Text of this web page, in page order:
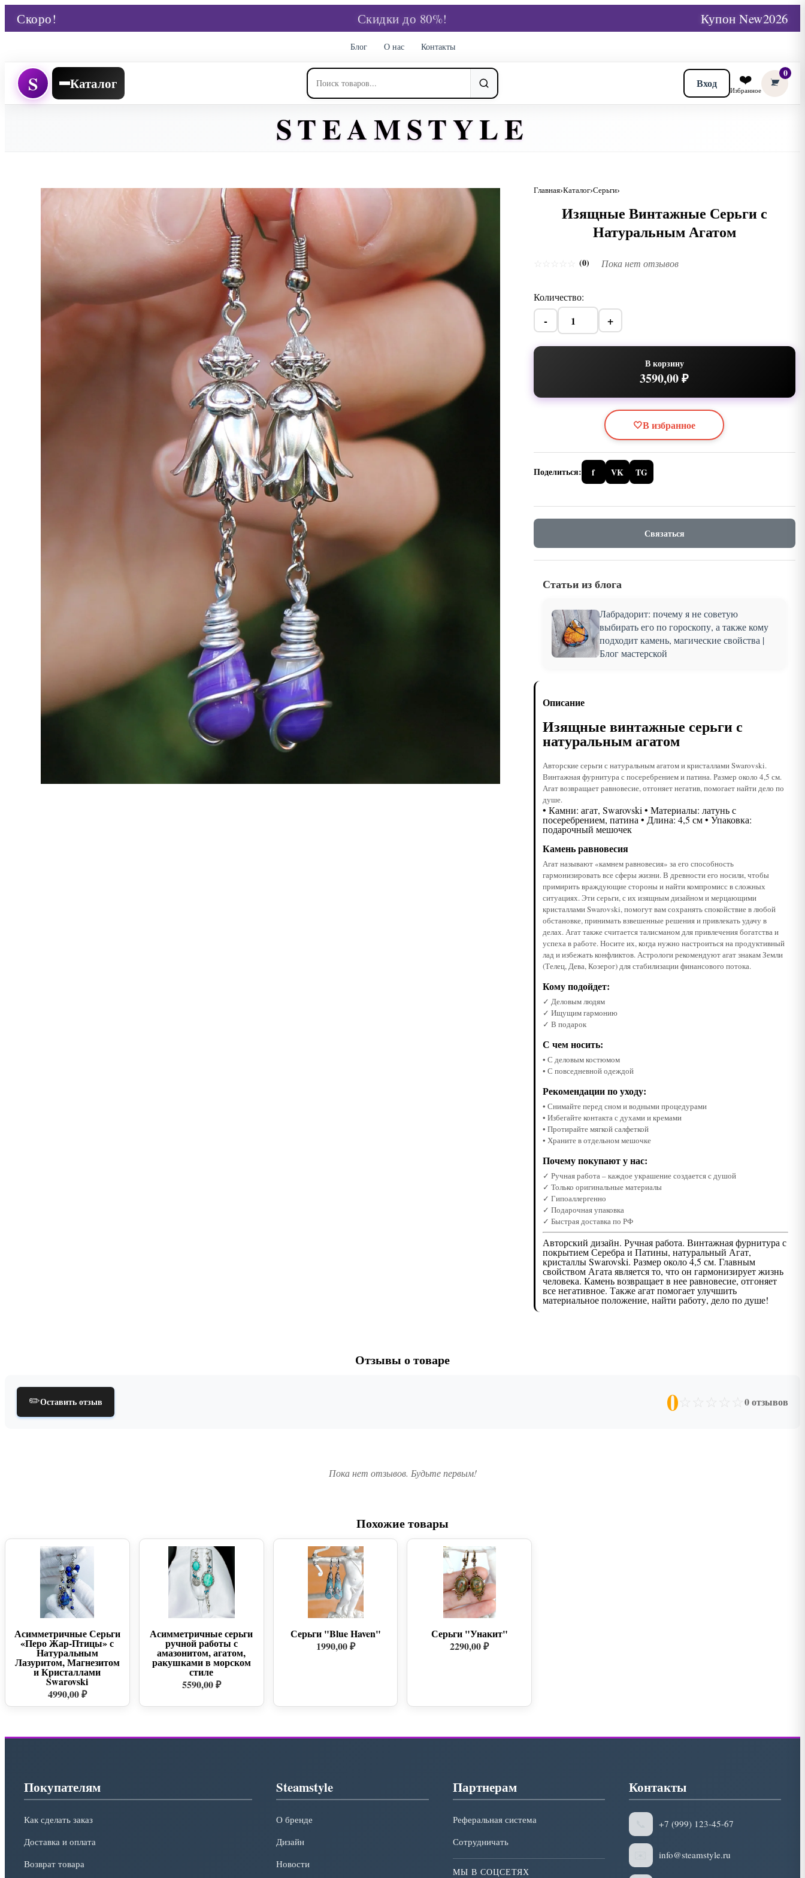
Скоро! Скидки до 80%! Купон New2026
Блог О нас Контакты
S Каталог Вход ❤️
Избранное
0
STEAMSTYLE
Главная Каталог Серьги
Изящные Винтажные Серьги с
Натуральным Агатом
(0) Пока нет отзывов
Количество:
- +
В корзину
3590,00 ₽
🤍В избранное
Поделиться: f VK TG
Связаться
Статьи из блога
Лабрадорит: почему я не советую
выбирать его по гороскопу, а также кому
подходит камень, магические свойства |
Блог мастерской
Описание
Изящные винтажные серьги с
натуральным агатом
Авторские серьги с натуральным агатом и кристаллами Swarovski.
Винтажная фурнитура с посеребрением и патина. Размер около 4,5 см.
Агат возвращает равновесие, отгоняет негатив, помогает найти дело по
душе.
• Камни: агат, Swarovski • Материалы: латунь с
посеребрением, патина • Длина: 4,5 см • Упаковка:
подарочный мешочек
Камень равновесия
Агат называют «камнем равновесия» за его способность
гармонизировать все сферы жизни. В древности его носили, чтобы
примирить враждующие стороны и найти компромисс в сложных
ситуациях. Эти серьги, с их изящным дизайном и мерцающими
кристаллами Swarovski, помогут вам сохранять спокойствие в любой
обстановке, принимать взвешенные решения и привлекать удачу в
делах. Агат также считается талисманом для привлечения богатства и
успеха в работе. Носите их, когда нужно настроиться на продуктивный
лад и избежать конфликтов. Астрологи рекомендуют агат знакам Земли
(Телец, Дева, Козерог) для стабилизации финансового потока.
Кому подойдет:
✓ Деловым людям
✓ Ищущим гармонию
✓ В подарок
С чем носить:
• С деловым костюмом
• С повседневной одеждой
Рекомендации по уходу:
• Снимайте перед сном и водными процедурами
• Избегайте контакта с духами и кремами
• Протирайте мягкой салфеткой
• Храните в отдельном мешочке
Почему покупают у нас:
✓ Ручная работа – каждое украшение создается с душой
✓ Только оригинальные материалы
✓ Гипоаллергенно
✓ Подарочная упаковка
✓ Быстрая доставка по РФ
Авторский дизайн. Ручная работа. Винтажная фурнитура с
покрытием Серебра и Патины, натуральный Агат,
кристаллы Swarovski. Размер около 4,5 см. Главным
свойством Агата является то, что он гармонизирует жизнь
человека. Камень возвращает в нее равновесие, отгоняет
все негативное. Также агат помогает улучшить
материальное положение, найти работу, дело по душе!
Отзывы о товаре
✏️Оставить отзыв 0 ☆ ☆ ☆ ☆ ☆ 0 отзывов
Пока нет отзывов. Будьте первым!
Похожие товары
Асимметричные Серьги
«Перо Жар-Птицы» с
Натуральным
Лазуритом, Магнезитом
и Кристаллами
Swarovski
4990,00 ₽
Асимметричные серьги
ручной работы с
амазонитом, агатом,
ракушками в морском
стиле
5590,00 ₽
Серьги "Blue Haven"
1990,00 ₽
Серьги "Унакит"
2290,00 ₽
Покупателям
Как сделать заказ
Доставка и оплата
Возврат товара
Steamstyle
О бренде
Дизайн
Новости
Партнерам
Реферальная система
Сотрудничать
МЫ В СОЦСЕТЯХ
Контакты
+7 (999) 123-45-67
info@steamstyle.ru